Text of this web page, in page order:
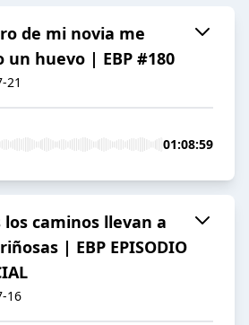
de mi novia me
un huevo | EBP #180
21
01:08:59
los caminos llevan a
| EBP EPISODIO
16